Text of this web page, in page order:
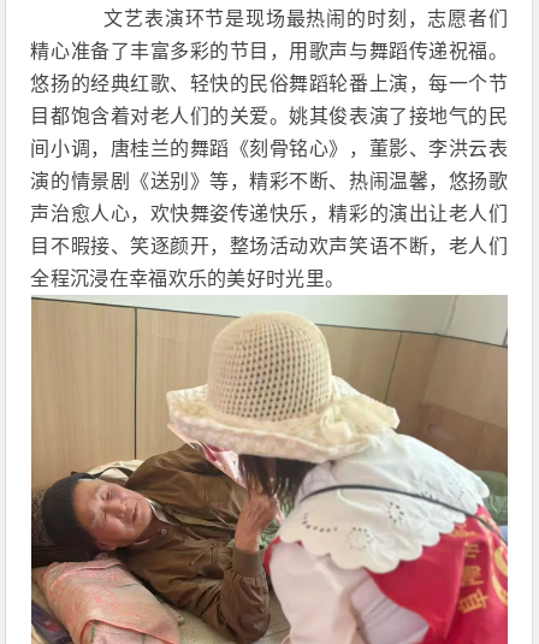
文艺表演环节是现场最热闹的时刻，志愿者们
精心准备了丰富多彩的节目，用歌声与舞蹈传递祝福。
悠扬的经典红歌、轻快的民俗舞蹈轮番上演，每一个节
目都饱含着对老人们的关爱。姚其俊表演了接地气的民
间小调，唐桂兰的舞蹈《刻骨铭心》，董影、李洪云表
演的情景剧《送别》等，精彩不断、热闹温馨，悠扬歌
声治愈人心，欢快舞姿传递快乐，精彩的演出让老人们
目不暇接、笑逐颜开，整场活动欢声笑语不断，老人们
全程沉浸在幸福欢乐的美好时光里。